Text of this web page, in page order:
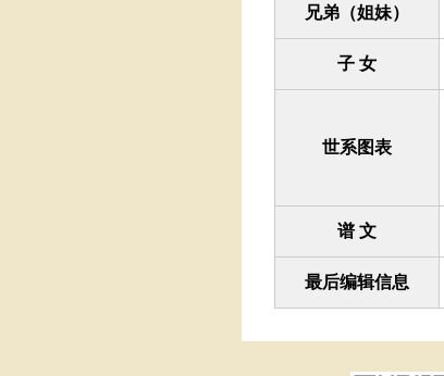
兄弟（姐妹）
子 女
世系图表
谱 文
最后编辑信息